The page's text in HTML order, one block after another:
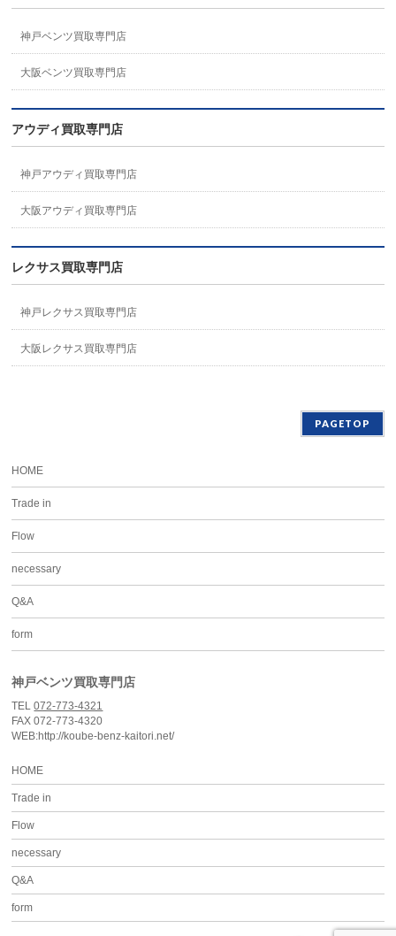
神戸ベンツ買取専門店
大阪ベンツ買取専門店
アウディ買取専門店
神戸アウディ買取専門店
大阪アウディ買取専門店
レクサス買取専門店
神戸レクサス買取専門店
大阪レクサス買取専門店
PAGETOP
HOME
Trade in
Flow
necessary
Q&A
form
神戸ベンツ買取専門店
TEL072-773-4321
FAX 072-773-4320
WEB:http://koube-benz-kaitori.net/
HOME
Trade in
Flow
necessary
Q&A
form